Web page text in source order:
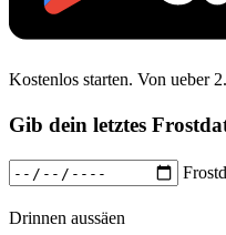
Kostenlos starten. Von ueber
Gib dein letztes
Drinnen aussäen